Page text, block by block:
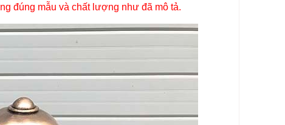
đúng mẫu và chất lượng như đã mô tả.